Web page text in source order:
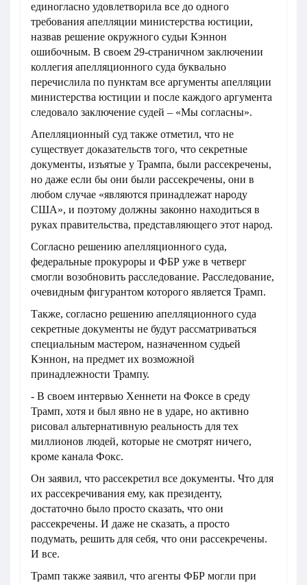
единогласно удовлетворила все до одного
требования апелляции министерства юстиции,
назвав решение окружного судьи Кэннон
ошибочным. В своем 29-страничном заключении
коллегия апелляционного суда буквально
перечислила по пунктам все аргументы апелляции
министерства юстиции и после каждого аргумента
следовало заключение судей – «Мы согласны».
Апелляционный суд также отметил, что не
существует доказательств того, что секретные
документы, изъятые у Трампа, были рассекречены,
но даже если бы они были рассекречены, они в
любом случае «являются принадлежат народу
США», и поэтому должны законно находиться в
руках правительства, представляющего этот народ.
Согласно решению апелляционного суда,
федеральные прокуроры и ФБР уже в четверг
смогли возобновить расследование. Расследование,
очевидным фигурантом которого является Трамп.
Также, согласно решению апелляционного суда
секретные документы не будут рассматриваться
специальным мастером, назначенном судьей
Кэннон, на предмет их возможной
принадлежности Трампу.
- В своем интервью Хеннети на Фоксе в среду
Трамп, хотя и был явно не в ударе, но активно
рисовал альтернативную реальность для тех
миллионов людей, которые не смотрят ничего,
кроме канала Фокс.
Он заявил, что рассекретил все документы. Что для
их рассекречивания ему, как президенту,
достаточно было просто сказать, что они
рассекречены. И даже не сказать, а просто
подумать, решить для себя, что они рассекречены.
И все.
Трамп также заявил, что агенты ФБР могли при